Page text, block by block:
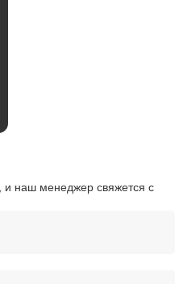
и наш менеджер свяжется с